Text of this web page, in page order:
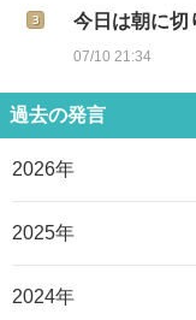
今日は朝に
07/10 21:34
過去の発言
2026年
2025年
2024年